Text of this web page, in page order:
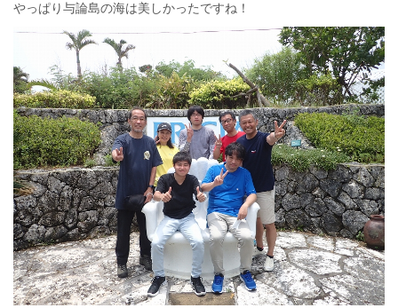
やっぱり与論島の海は美しかったですね！